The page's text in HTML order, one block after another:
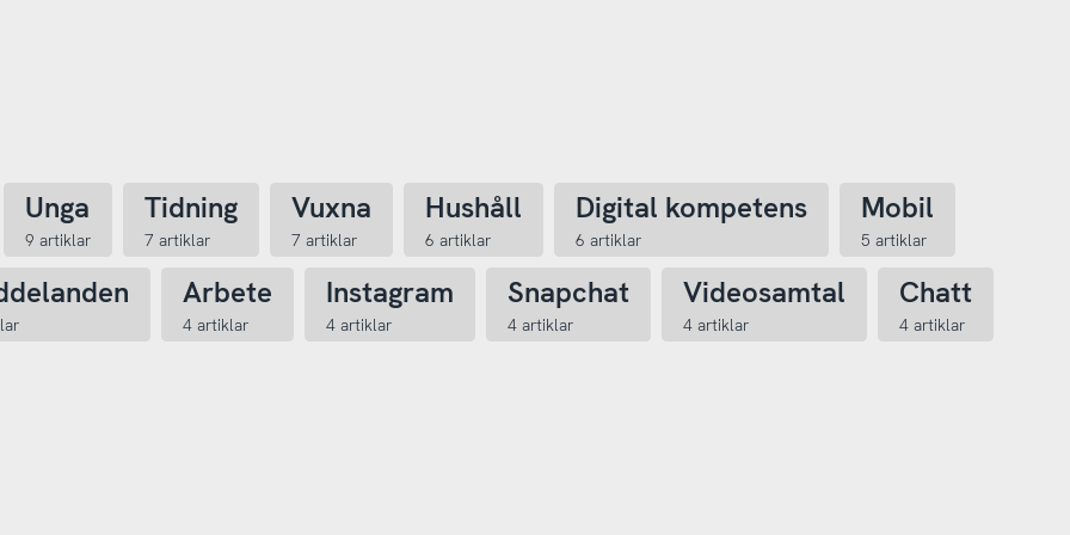
Unga
9 artiklar
Tidning
7 artiklar
Vuxna
7 artiklar
Hushåll
6 artiklar
Digital kompetens
6 artiklar
Mobil
5 artiklar
Arbete
4 artiklar
Instagram
4 artiklar
Snapchat
4 artiklar
Videosamtal
4 artiklar
Chatt
4 artiklar